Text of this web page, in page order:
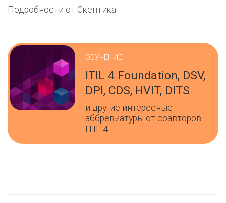
Подробности от Скептика
ОБУЧЕНИЕ
ITIL 4 Foundation, DSV,
DPI, CDS, HVIT, DITS
и другие интересные
аббревиатуры от соавторов
ITIL 4